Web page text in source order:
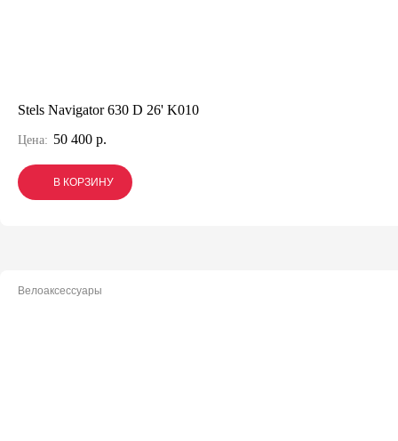
Stels Navigator 630 D 26' K010
Цена: 50 400 р.
В КОРЗИНУ
В КОРЗИНУ
В КОРЗИНУ
Велоаксессуары